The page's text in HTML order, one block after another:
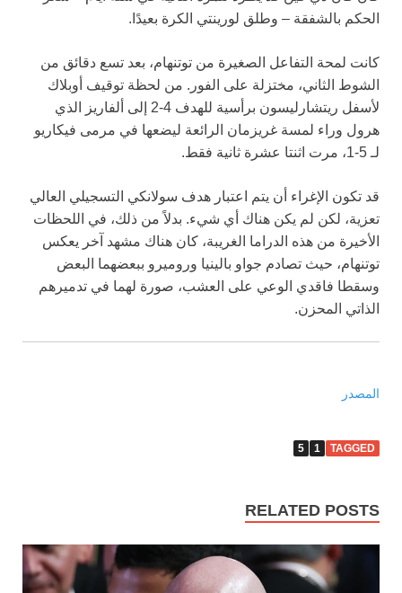
الحكم بالشفقة – وطلق لورينتي الكرة بعيدًا.
كانت لمحة التفاعل الصغيرة من توتنهام، بعد تسع دقائق من
الشوط الثاني، مختزلة على الفور. من لحظة توقيف أوبلاك
لأسفل ريتشارليسون برأسية للهدف 4-2 إلى ألفاريز الذي
هرول وراء لمسة غريزمان الرائعة ليضعها في مرمى فيكاريو
لـ 5-1، مرت اثنتا عشرة ثانية فقط.
قد تكون الإغراء أن يتم اعتبار هدف سولانكي التسجيلي العالي
تعزية، لكن لم يكن هناك أي شيء. بدلاً من ذلك، في اللحظات
الأخيرة من هذه الدراما الغريبة، كان هناك مشهد آخر يعكس
توتنهام، حيث تصادم جواو بالينيا وروميرو ببعضهما البعض
وسقطا فاقدي الوعي على العشب، صورة لهما في تدميرهم
الذاتي المحزن.
المصدر
TAGGED
1
5
RELATED POSTS